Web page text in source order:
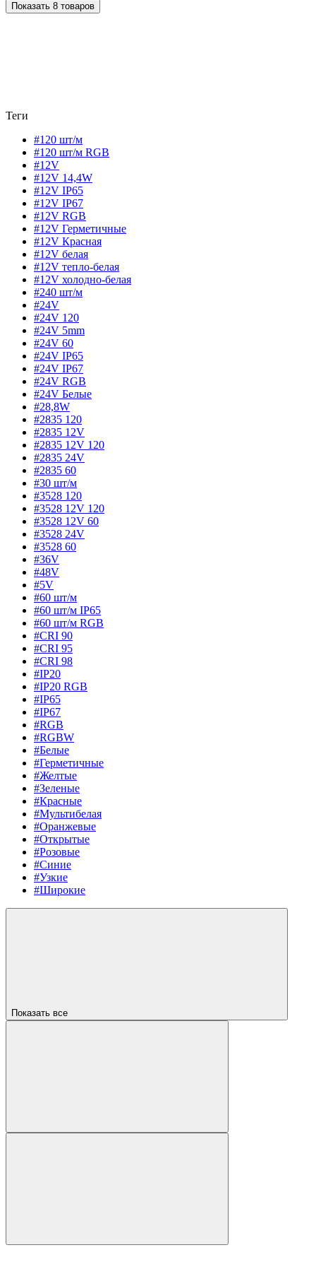
Показать 8 товаров
Теги
#120 шт/м
#120 шт/м RGB
#12V
#12V 14,4W
#12V IP65
#12V IP67
#12V RGB
#12V Герметичные
#12V Красная
#12V белая
#12V тепло-белая
#12V холодно-белая
#240 шт/м
#24V
#24V 120
#24V 5mm
#24V 60
#24V IP65
#24V IP67
#24V RGB
#24V Белые
#28,8W
#2835 120
#2835 12V
#2835 12V 120
#2835 24V
#2835 60
#30 шт/м
#3528 120
#3528 12V 120
#3528 12V 60
#3528 24V
#3528 60
#36V
#48V
#5V
#60 шт/м
#60 шт/м IP65
#60 шт/м RGB
#CRI 90
#CRI 95
#CRI 98
#IP20
#IP20 RGB
#IP65
#IP67
#RGB
#RGBW
#Белые
#Герметичные
#Желтые
#Зеленые
#Красные
#Мультибелая
#Оранжевые
#Открытые
#Розовые
#Синие
#Узкие
#Широкие
Показать все